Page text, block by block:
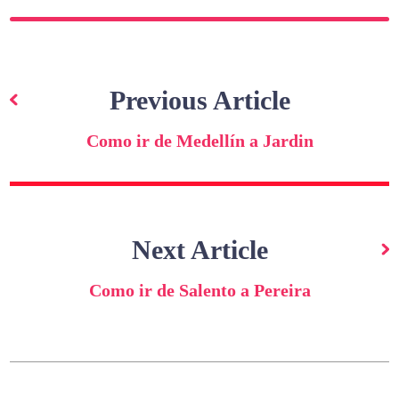
de
artigos
Previous Article
Como ir de Medellín a Jardin
Next Article
Como ir de Salento a Pereira